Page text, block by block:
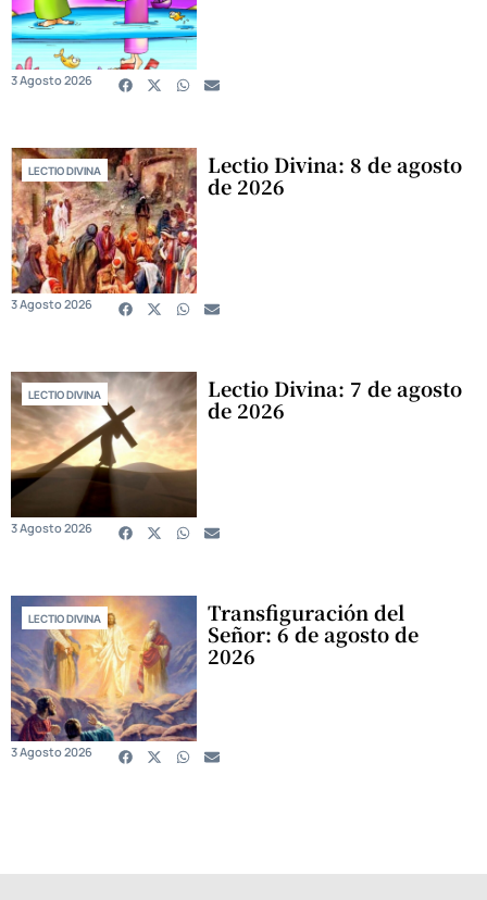
3 Agosto 2026
LECTIO DIVINA Lectio Divina: 8 de agosto
de 2026
3 Agosto 2026
LECTIO DIVINA Lectio Divina: 7 de agosto
de 2026
3 Agosto 2026
LECTIO DIVINA Transfiguración del
Señor: 6 de agosto de
2026
3 Agosto 2026